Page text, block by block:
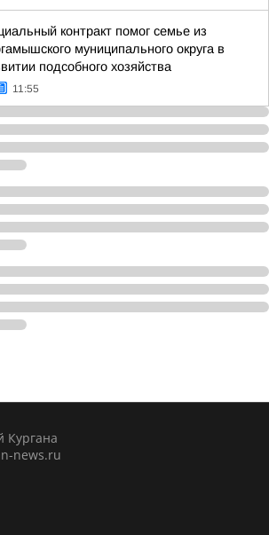
контракт помог семье из
муниципального округа в
подсобного хозяйства
11:55
Кургана
news.ru